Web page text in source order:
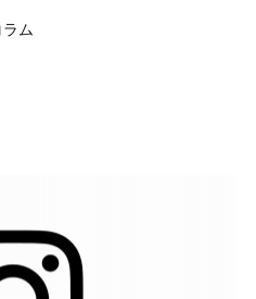
ム